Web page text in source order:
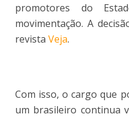
promotores do
movimentação. A
revista Veja.
Com isso, o cargo que
um brasileiro continua